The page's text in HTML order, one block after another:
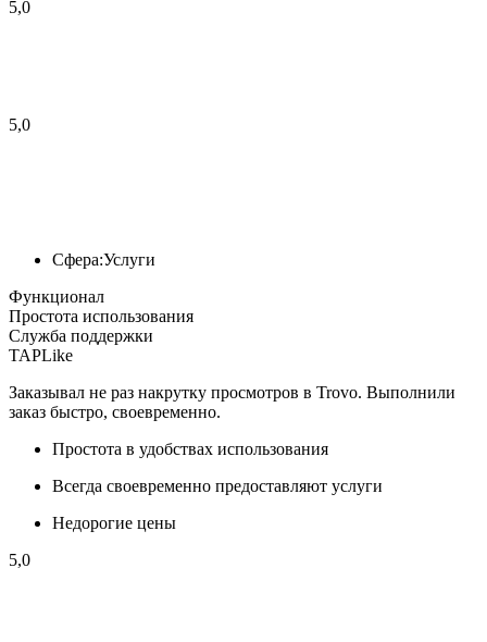
5,0
5,0
Сфера:Услуги
Функционал
Простота использования
Служба поддержки
TAPLike
Заказывал не раз накрутку просмотров в Trovo. Выполнили
заказ быстро, своевременно.
Простота в удобствах использования
Всегда своевременно предоставляют услуги
Недорогие цены
5,0